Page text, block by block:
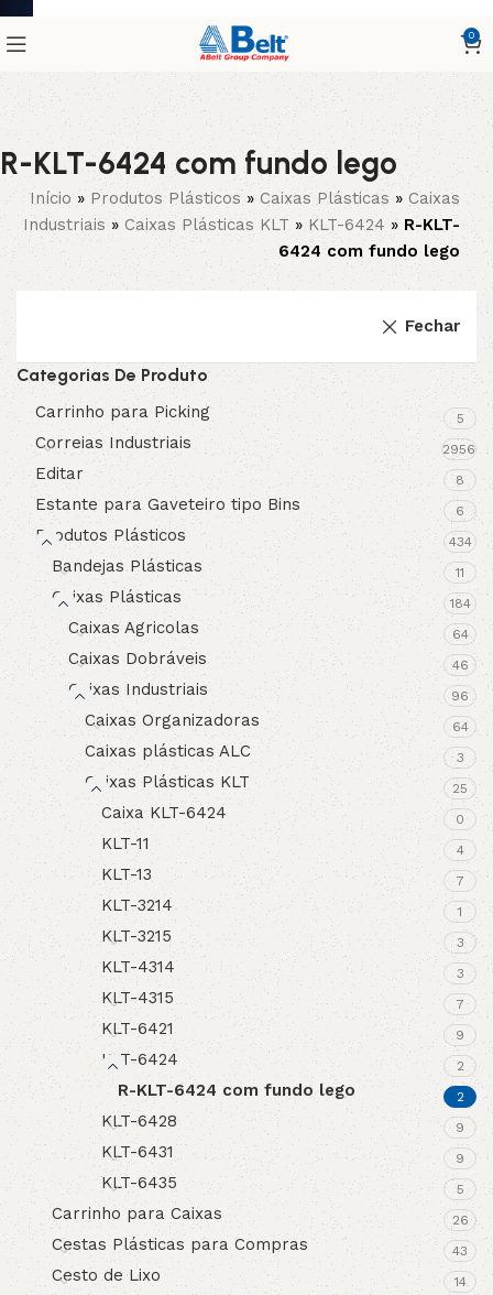
0
R-KLT-6424 com fundo lego
Início» Produtos Plásticos »Caixas Plásticas»Caixas
Industriais» Caixas Plásticas KLT» KLT-6424 » R-KLT-
6424 com fundo lego
Fechar
Categorias De Produto
Carrinho para Picking 5
Correias Industriais 2956
Editar 8
Estante para Gaveteiro tipo Bins 6
Produtos Plásticos 434
Bandejas Plásticas 11
Caixas Plásticas 184
Caixas Agricolas 64
Caixas Dobráveis 46
Caixas Industriais 96
Caixas Organizadoras 64
Caixas plásticas ALC 3
Caixas Plásticas KLT 25
Caixa KLT-6424 0
KLT-11 4
KLT-13 7
KLT-3214 1
KLT-3215 3
KLT-4314 3
KLT-4315 7
KLT-6421 9
KLT-6424 2
R-KLT-6424 com fundo lego 2
KLT-6428 9
KLT-6431 9
KLT-6435 5
Carrinho para Caixas 26
Cestas Plásticas para Compras 43
Cesto de Lixo 14